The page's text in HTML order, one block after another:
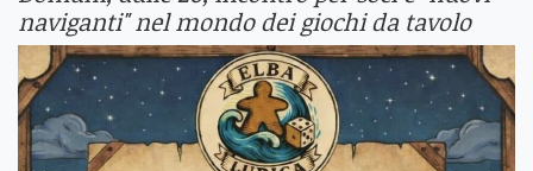
naviganti" nel mondo dei giochi da tavolo